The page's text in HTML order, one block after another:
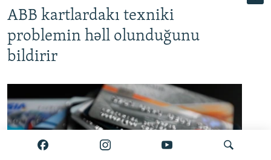
ABB kartlardakı texniki
problemin həll olunduğunu
bildirir